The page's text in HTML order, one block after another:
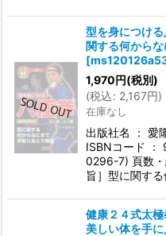
型を身につけ
関する何から
[
1,970円(税別)
(税込: 2,167円)
在庫なし
出版社名 ： 愛
ISBNコード
0296-7) 頁数
旨］型に関す
健康２４式太
美しい体を手